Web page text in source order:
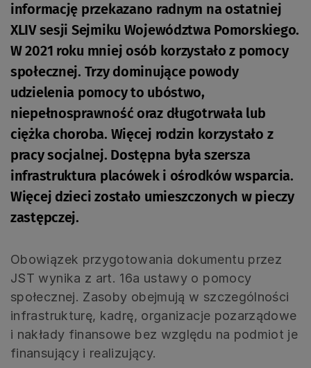
informację przekazano radnym na ostatniej
XLIV sesji Sejmiku Województwa Pomorskiego.
W 2021 roku mniej osób korzystało z pomocy
społecznej. Trzy dominujące powody
udzielenia pomocy to ubóstwo,
niepełnosprawność oraz długotrwała lub
ciężka choroba. Więcej rodzin korzystało z
pracy socjalnej. Dostępna była szersza
infrastruktura placówek i ośrodków wsparcia.
Więcej dzieci zostało umieszczonych w pieczy
zastępczej.
Obowiązek przygotowania dokumentu przez
JST wynika z art. 16a ustawy o pomocy
społecznej. Zasoby obejmują w szczególności
infrastrukturę, kadrę, organizacje pozarządowe
i nakłady finansowe bez względu na podmiot je
finansujący i realizujący.